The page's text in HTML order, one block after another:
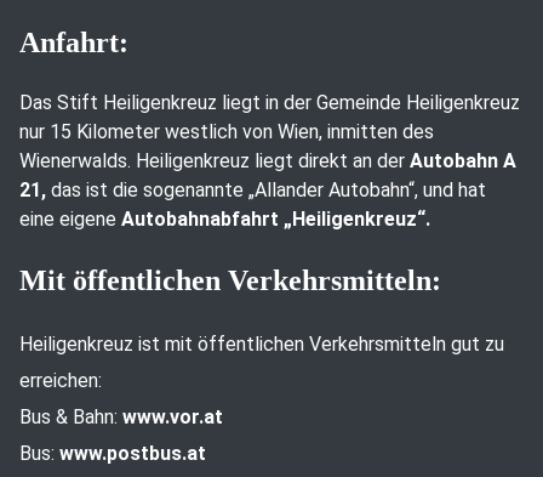
Anfahrt:
Das Stift Heiligenkreuz liegt in der Gemeinde Heiligenkreuz
nur 15 Kilometer westlich von Wien, inmitten des
Wienerwalds. Heiligenkreuz liegt direkt an der Autobahn A
21, das ist die sogenannte „Allander Autobahn“, und hat
eine eigene Autobahnabfahrt „Heiligenkreuz“.
Mit öffentlichen Verkehrsmitteln:
Heiligenkreuz ist mit öffentlichen Verkehrsmitteln gut zu
erreichen:
Bus & Bahn: www.vor.at
Bus: www.postbus.at